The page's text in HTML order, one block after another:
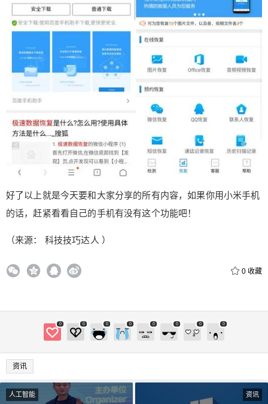
好了以上就是今天要和大家分享的所有内容，如果你用小米手机
的话，赶紧看看自己的手机有没有这个功能吧！
（来源： 科技技巧达人 ）
0 收藏
0 0 0 0 0 0 0 0
资讯
立刻支付
¥
立刻支付
人工智能 资讯
6位以上
6位以上
忘记密码？找回